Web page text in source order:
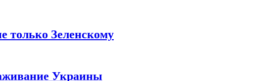
только Зеленскому
Украины